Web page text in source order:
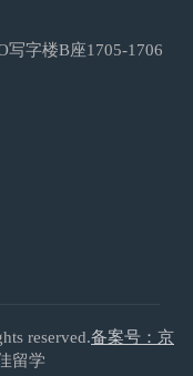
写字楼B座1705-1706
reserved.备案号：京
留学